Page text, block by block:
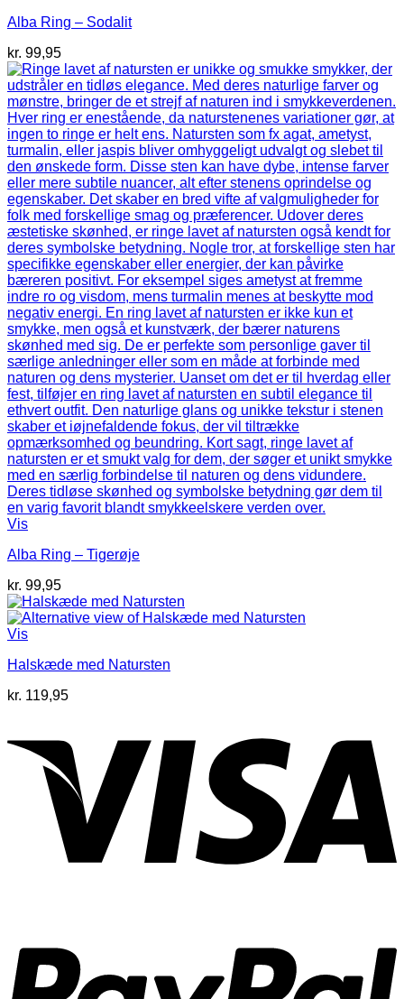
Alba Ring – Sodalit
kr. 99,95
Vis
Alba Ring – Tigerøje
kr. 99,95
Vis
Halskæde med Natursten
kr. 119,95